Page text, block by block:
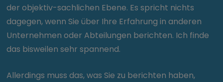
der objektiv-sachlichen Ebene. Es spricht nichts
dagegen, wenn Sie über Ihre Erfahrung in anderen
Unternehmen oder Abteilungen berichten. Ich finde
das bisweilen sehr spannend.
Allerdings muss das, was Sie zu berichten haben,